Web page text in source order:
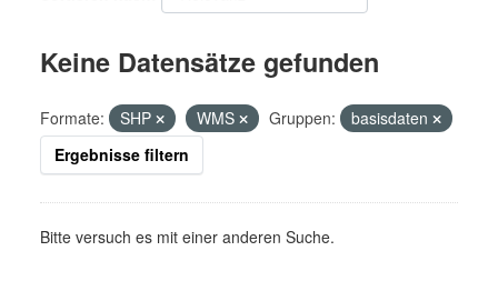
Keine Datensätze gefunden
Formate: SHP WMS Gruppen:
basisdaten
Ergebnisse filtern
Bitte versuch es mit einer anderen Suche.